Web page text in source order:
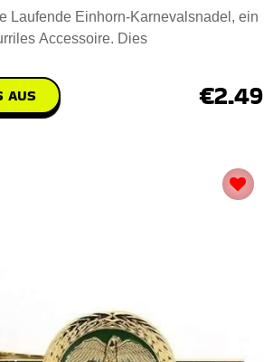
Laufende Einhorn-Karnevalsnadel, ein
Accessoire. Dies
AUS €2.49